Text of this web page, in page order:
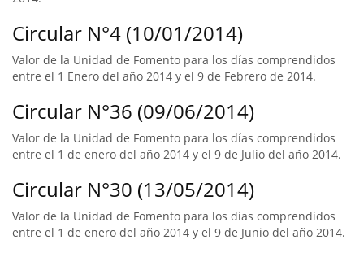
Circular N°4 (10/01/2014)
Valor de la Unidad de Fomento para los días comprendidos
entre el 1 Enero del año 2014 y el 9 de Febrero de 2014.
Circular N°36 (09/06/2014)
Valor de la Unidad de Fomento para los días comprendidos
entre el 1 de enero del año 2014 y el 9 de Julio del año 2014.
Circular N°30 (13/05/2014)
Valor de la Unidad de Fomento para los días comprendidos
entre el 1 de enero del año 2014 y el 9 de Junio del año 2014.